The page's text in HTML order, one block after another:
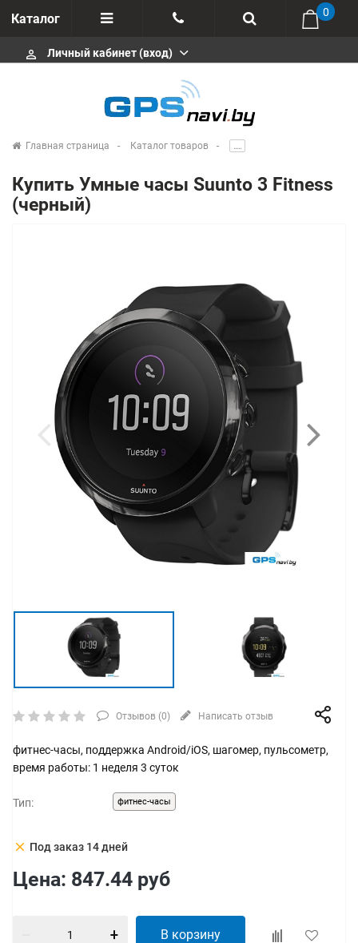
Каталог
Отзывы
+375 291646666
msa333
info@gpsnavi.by
0
perm_identity Личный кабинет (вход)
Главная страница Каталог товаров .....
Купить Умные часы Suunto 3 Fitness
(черный)
Отзывов (0) Написать отзыв
фитнес-часы, поддержка Android/iOS, шагомер, пульсометр,
время работы: 1 неделя 3 суток
Тип: фитнес-часы
clear Под заказ 14 дней
Цена: 847.44 руб
В корзину